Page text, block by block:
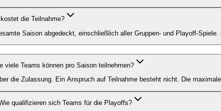
die Teilnahme?
Saison abgedeckt, einschließlich aller Gruppen- und Playoff-Spiele.
viele Teams können pro Saison teilnehmen?
die Zulassung. Ein Anspruch auf Teilnahme besteht nicht. Die
qualifizieren sich Teams für die Playoffs?